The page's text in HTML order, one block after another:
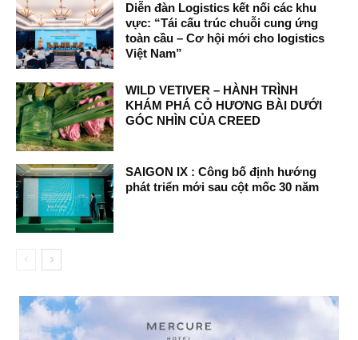
Diễn đàn Logistics kết nối các khu
vực: “Tái cấu trúc chuỗi cung ứng
toàn cầu – Cơ hội mới cho logistics
Việt Nam”
WILD VETIVER – HÀNH TRÌNH
KHÁM PHÁ CỎ HƯƠNG BÀI DƯỚI
GÓC NHÌN CỦA CREED
SAIGON IX : Công bố định hướng
phát triển mới sau cột mốc 30 năm